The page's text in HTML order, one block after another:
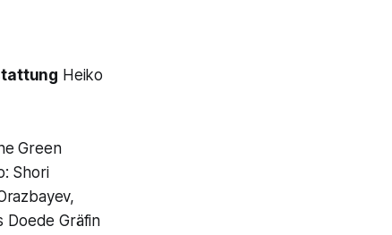
Heiko
Green
Shori
Doede Gräfin